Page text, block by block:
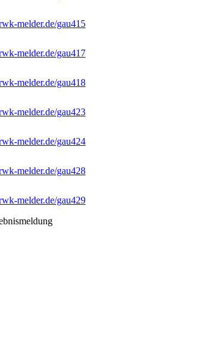
melder.de/gau415
melder.de/gau417
melder.de/gau418
melder.de/gau423
melder.de/gau424
melder.de/gau428
melder.de/gau429